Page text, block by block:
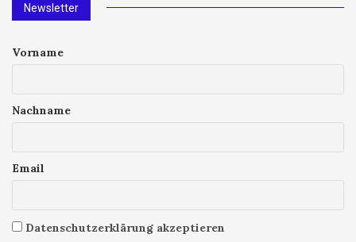
Newsletter
Vorname
Nachname
Email
Datenschutzerklärung akzeptieren